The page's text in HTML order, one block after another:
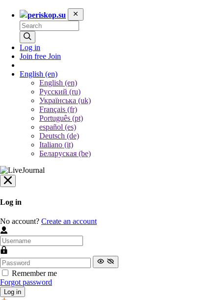
periskop.su
Log in
Join free Join
English (en)
English (en)
Русский (ru)
Українська (uk)
Français (fr)
Português (pt)
español (es)
Deutsch (de)
Italiano (it)
Беларуская (be)
Log in
No account? Create an account
Remember me
Forgot password
Log in